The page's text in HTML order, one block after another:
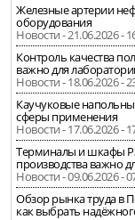
Железные артерии
оборудования
Новости - 21.06.2026 -
Контроль качества
важно для
Новости - 18.06.2026 -
Каучуковые
сферы применения
Новости - 17.06.2026 -
Терминалы и шкафы
производства важно
Новости - 09.06.2026 -
Обзор рынка труда в
как выбрать